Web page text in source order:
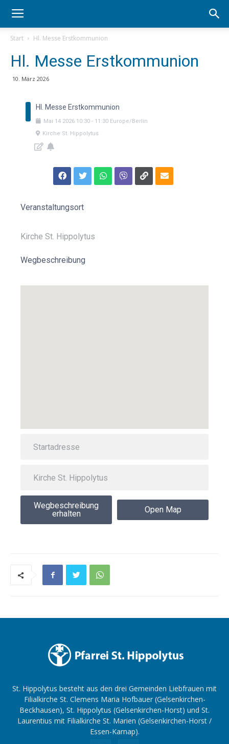
Start Hl. Messe Erstkommunion
Hl. Messe Erstkommunion
10. März 2026
Hl. Messe Erstkommunion
Mai 14 2026 10:30 - 11:30 Europe/Berlin
Kirche St. Hippolytus
Veranstaltungsort
Kirche St. Hippolytus
Wegbeschreibung
Wegbeschreibung
erhalten
Open Map
St. Hippolytus besteht aus den drei Gemeinden Liebfrauen mit
Filialkirche St. Clemens Maria Hofbauer (Gelsenkirchen-
Beckhausen), St. Hippolytus (Gelsenkirchen-Horst) und St.
Laurentius mit Filialkirche St. Marien (Gelsenkirchen-Horst /
Essen-Karnap).